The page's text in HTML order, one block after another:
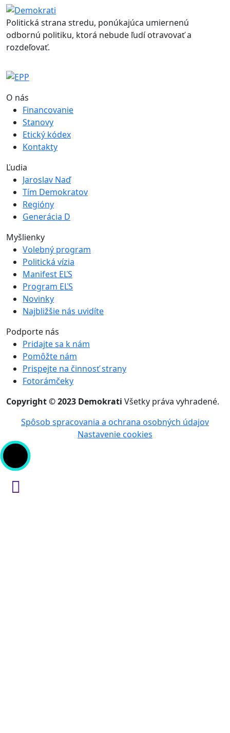
Politická strana stredu, ponúkajúca umiernenú
odbornú politiku, ktorá nebude ľudí otravovať a
rozdeľovať.
O nás
Financovanie
Stanovy
Etický kódex
Kontakty
Ľudia
Jaroslav Naď
Tím Demokratov
Regióny
Generácia D
Myšlienky
Volebný program
Politická vízia
Manifest EĽS
Program EĽS
Novinky
Najbližšie nás uvidíte
Podporte nás
Pridajte sa k nám
Pomôžte nám
Prispejte na činnosť strany
Fotorámčeky
Copyright © 2023 Demokrati Všetky práva vyhradené.
Spôsob spracovania a ochrana osobných údajov
Nastavenie cookies